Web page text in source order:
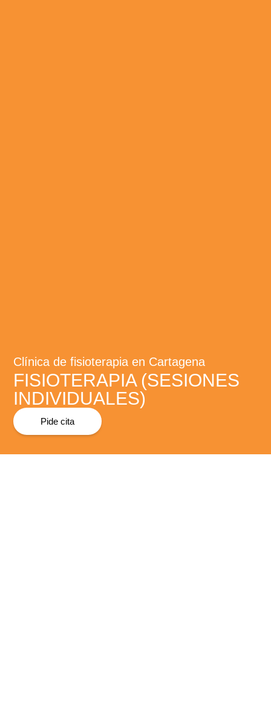
Clínica de fisioterapia en Cartagena
FISIOTERAPIA (SESIONES
INDIVIDUALES)
Pide cita